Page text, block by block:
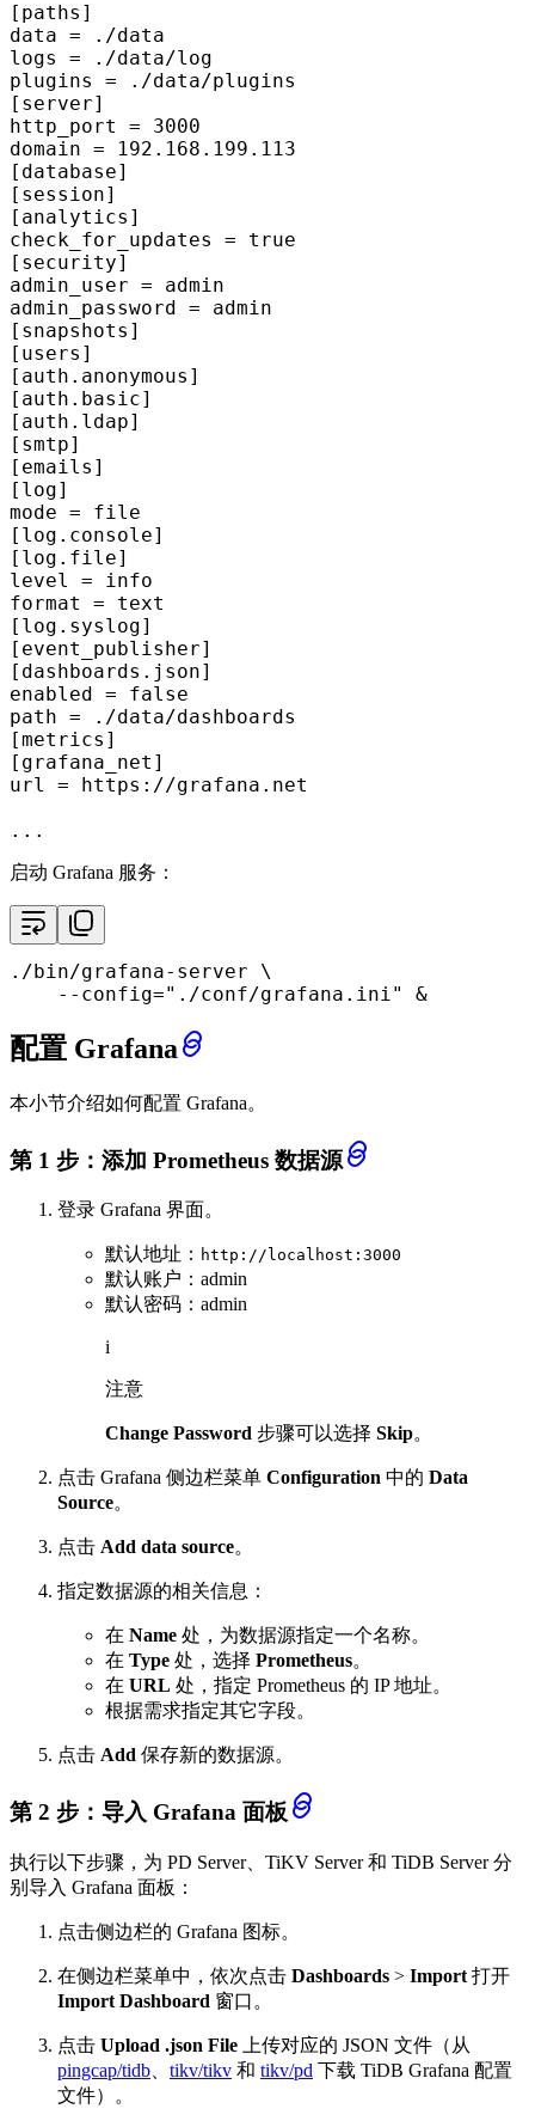
[paths]
data
logs
plugins
[server]
http_port
= 3000
domain = 192.168 . 199.113
[database]
[session]
[analytics]
check_for_updates
= true
[security]
admin_user
admin_password
[snapshots]
[users]
[auth.anonymous]
[auth.basic]
[auth.ldap]
[smtp]
[emails]
[log]
mode
[log.console]
[log.file]
level
format
[log.syslog]
[event_publisher]
[dashboards.json]
enabled = false
path
[metrics]
[grafana_net]
url
= https://grafana.net
启动 Grafana 服务：
./bin/grafana-server \
    --config=
"./conf/grafana.ini" &
配置 Grafana
本小节介绍如何配置 Grafana。
第 1 步：添加 Prometheus 数据源
登录 Grafana 界面。
默认地址： http://localhost:3000
默认账户：admin
默认密码：admin
i
注意
Change Password 步骤可以选择 Skip。
点击 Grafana 侧边栏菜单 Configuration 中的 Data
Source。
点击 Add data source。
指定数据源的相关信息：
在 Name 处，为数据源指定一个名称。
在 Type 处，选择 Prometheus。
在 URL 处，指定 Prometheus 的 IP 地址。
根据需求指定其它字段。
点击 Add 保存新的数据源。
第 2 步：导入 Grafana 面板
执行以下步骤，为 PD Server、TiKV Server 和 TiDB Server 分
别导入 Grafana 面板：
点击侧边栏的 Grafana 图标。
在侧边栏菜单中，依次点击 Dashboards > Import 打开
Import Dashboard 窗口。
点击 Upload .json File 上传对应的 JSON 文件（从
pingcap/tidb
tikv/tikv 和 tikv/pd 下载 TiDB Grafana 配置
文件）。